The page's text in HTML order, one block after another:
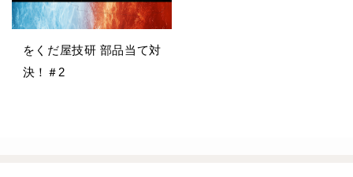
をくだ屋技研 部品当て対
決！＃2